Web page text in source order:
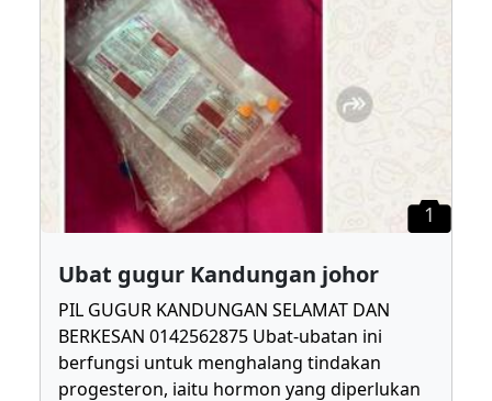
1
Ubat gugur Kandungan johor
PIL GUGUR KANDUNGAN SELAMAT DAN
BERKESAN 0142562875 Ubat-ubatan ini
berfungsi untuk menghalang tindakan
progesteron, iaitu hormon yang diperlukan